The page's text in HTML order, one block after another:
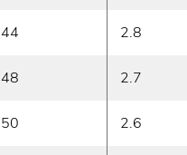
44 2.8
48 2.7
50 2.6